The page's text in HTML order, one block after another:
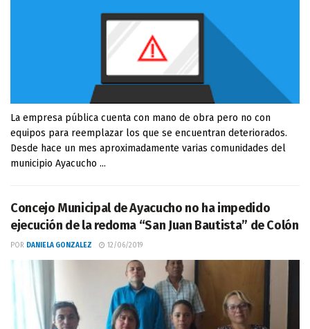
La empresa pública cuenta con mano de obra pero no con
equipos para reemplazar los que se encuentran deteriorados.
Desde hace un mes aproximadamente varias comunidades del
municipio Ayacucho ...
Concejo Municipal de Ayacucho no ha impedido
ejecución de la redoma “San Juan Bautista” de Colón
POR DANIELA GONZALEZ 12/06/2019